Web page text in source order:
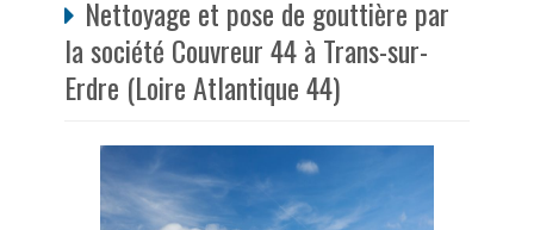
Nettoyage et pose de gouttière par
la société Couvreur 44 à Trans-sur-
Erdre (Loire Atlantique 44)